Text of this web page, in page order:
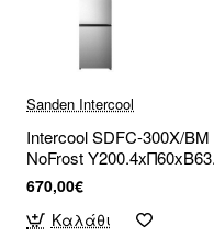
Sanden Intercool
Intercool SDFC-300X/
NoFrost
670,00€
Καλάθι